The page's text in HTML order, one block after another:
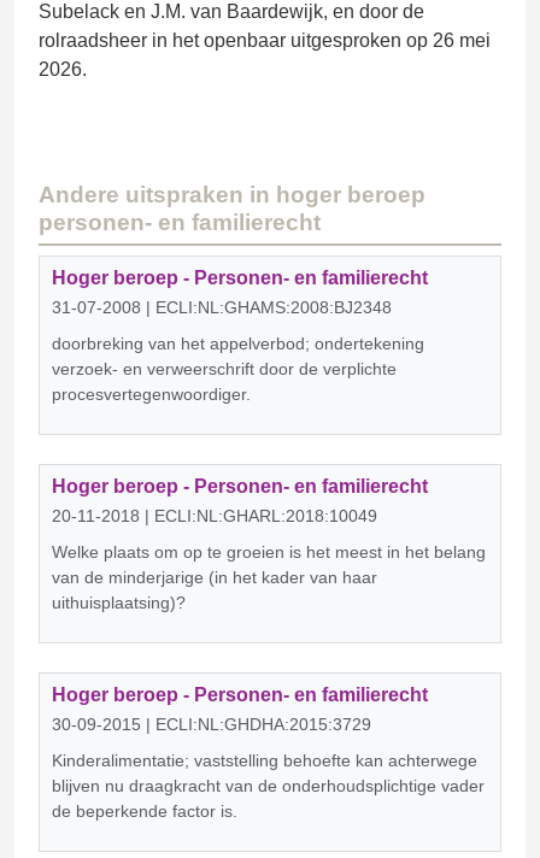
Subelack en J.M. van Baardewijk, en door de
rolraadsheer in het openbaar uitgesproken op 26 mei
2026.
Andere uitspraken in hoger beroep
personen- en familierecht
Hoger beroep - Personen- en familierecht
31-07-2008 | ECLI:NL:GHAMS:2008:BJ2348
doorbreking van het appelverbod; ondertekening
verzoek- en verweerschrift door de verplichte
procesvertegenwoordiger.
Hoger beroep - Personen- en familierecht
20-11-2018 | ECLI:NL:GHARL:2018:10049
Welke plaats om op te groeien is het meest in het belang
van de minderjarige (in het kader van haar
uithuisplaatsing)?
Hoger beroep - Personen- en familierecht
30-09-2015 | ECLI:NL:GHDHA:2015:3729
Kinderalimentatie; vaststelling behoefte kan achterwege
blijven nu draagkracht van de onderhoudsplichtige vader
de beperkende factor is.